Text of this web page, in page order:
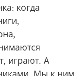
когда
играют. А
Мы к ним